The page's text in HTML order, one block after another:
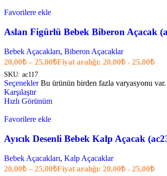
Favorilere ekle
Aslan Figürlü Bebek Biberon Açacak
Bebek Açacakları, Biberon Açacaklar
20,00₺ – 25,00₺Fiyat aralığı: 20,00₺ - 25,00₺
SKU: ac117
Seçenekler Bu ürünün birden fazla varyasyonu
Karşılaştır
Hızlı Görünüm
Favorilere ekle
Ayıcık Desenli Bebek Kalp Açacak
Bebek Açacakları, Kalp Açacaklar
20,00₺ – 25,00₺Fiyat aralığı: 20,00₺ - 25,00₺